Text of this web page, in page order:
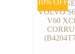
10% OFF